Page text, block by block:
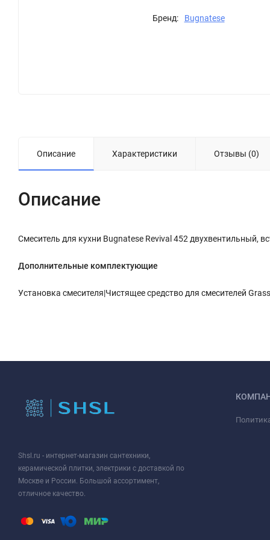
Бренд: Bugnatese
Описание Характеристики Отзывы (0)
Описание
Смеситель для кухни Bugnatese Revival 452 двухвентильный,
Дополнительные комплектующие
Установка смесителя|Чистящее средство для смесителей
Shsl.ru - интернет-магазин сантехники,
керамической плитки, электрики с доставкой по
Москве и России. Большой ассортимент,
отличное качество.